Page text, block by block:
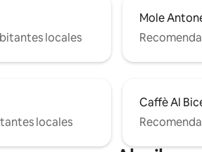
locales
Mole
locales
Caffè Al